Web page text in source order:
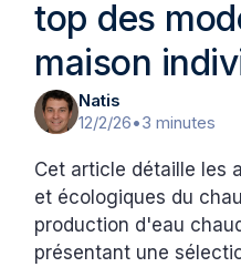
top des
maison
Natis
12/2/26•3 minutes
Cet article détaille les
et écologiques du
production d'eau
présentant une